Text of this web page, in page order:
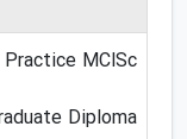
MClSc
Diploma